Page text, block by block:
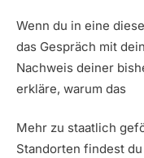
Wenn du in eine
das Gespräch mit
Nachweis deiner
erkläre, warum das
Mehr zu staatlich
Standorten findest